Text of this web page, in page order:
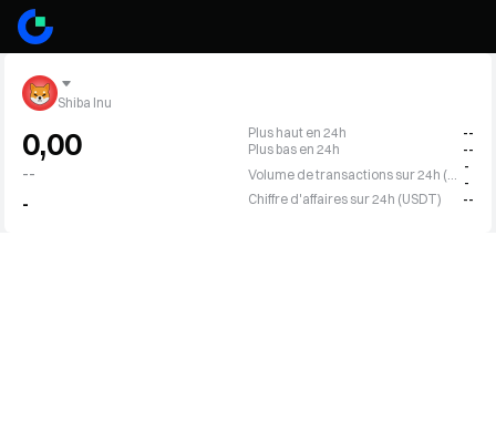
Shiba Inu
0,00
--
-
Plus haut en 24h
--
Plus bas en 24h
--
-
-
Chiffre d'affaires sur 24h (USDT)
--